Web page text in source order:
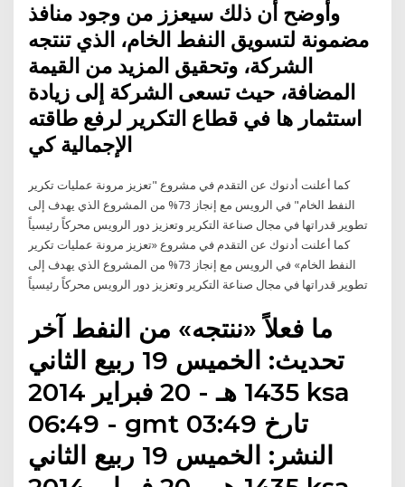
وأوضح أن ذلك سيعزز من وجود منافذ
مضمونة لتسويق النفط الخام، الذي تنتجه
الشركة، وتحقيق المزيد من القيمة
المضافة، حيث تسعى الشركة إلى زيادة
استثمار ها في قطاع التكرير لرفع طاقته
الإجمالية كي
كما أعلنت أدنوك عن التقدم في مشروع "تعزيز مرونة عمليات تكرير
النفط الخام" في الرويس مع إنجاز 73% من المشروع الذي يهدف إلى
تطوير قدراتها في مجال صناعة التكرير وتعزيز دور الرويس محركاً رئيسياً
كما أعلنت أدنوك عن التقدم في مشروع «تعزيز مرونة عمليات تكرير
النفط الخام» في الرويس مع إنجاز 73% من المشروع الذي يهدف إلى
تطوير قدراتها في مجال صناعة التكرير وتعزيز دور الرويس محركاً رئيسياً
ما فعلاً «ننتجه» من النفط آخر
تحديث: الخميس 19 ربيع الثاني
1435 هـ - 20 فبراير 2014 ksa
06:49 - gmt 03:49 تارخ
النشر: الخميس 19 ربيع الثاني